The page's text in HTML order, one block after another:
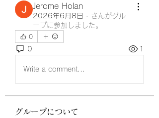
Jerome Holan
2026年6月8日 · さんがグル
ープに参加しました。
0
0 1
Write a comment...
グループについて